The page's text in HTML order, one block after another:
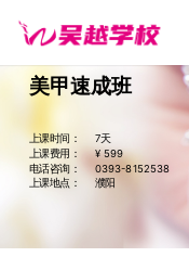
美甲速成班
上课时间： 7天
上课费用： ¥ 599
电话咨询： 0393-8152538
上课地点： 濮阳